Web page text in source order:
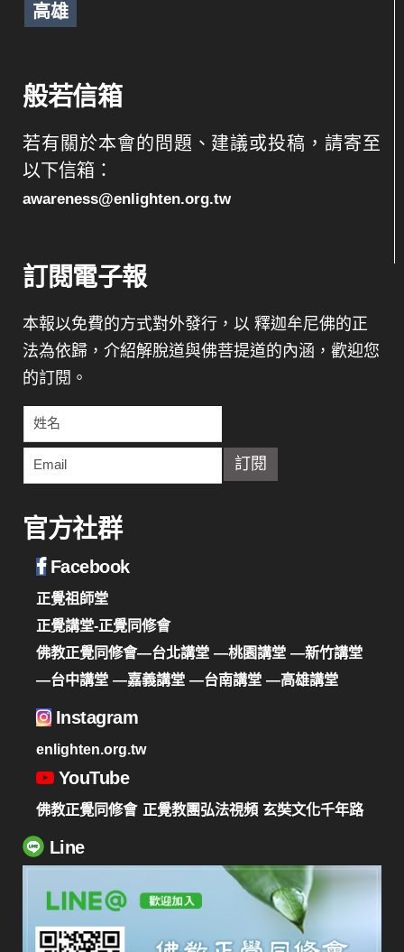
高雄
般若信箱
若有關於本會的問題、建議或投稿，請寄至
以下信箱：
awareness@enlighten.org.tw
訂閱電子報
本報以免費的方式對外發行，以 釋迦牟尼佛的正
法為依歸，介紹解脫道與佛菩提道的內涵，歡迎您
的訂閱。
官方社群
Facebook
正覺祖師堂
正覺講堂-正覺同修會
佛教正覺同修會—台北講堂 —桃園講堂 —新竹講堂
—台中講堂 —嘉義講堂 —台南講堂 —高雄講堂
Instagram
enlighten.org.tw
YouTube
佛教正覺同修會 正覺教團弘法視頻 玄奘文化千年路
Line